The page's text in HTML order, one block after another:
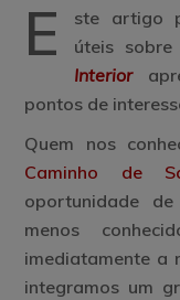
E
ste artigo
úteis sobre
Interior
pontos de
Quem nos
Caminho de
oportunidade
menos
imediatamente a
integramos um